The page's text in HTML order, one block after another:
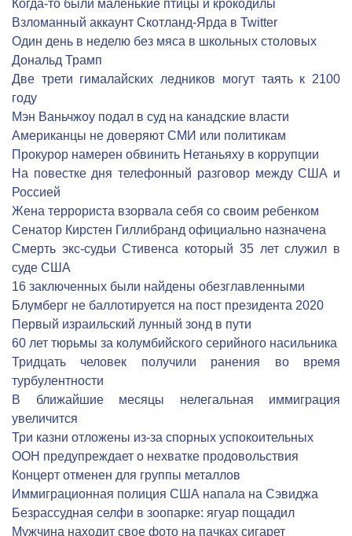
Когда-то были маленькие птицы и крокодилы
Взломанный аккаунт Скотланд-Ярда в Twitter
Один день в неделю без мяса в школьных столовых
Дональд Трамп
Две трети гималайских ледников могут таять к 2100
году
Мэн Ваньчжоу подал в суд на канадские власти
Американцы не доверяют СМИ или политикам
Прокурор намерен обвинить Нетаньяху в коррупции
На повестке дня телефонный разговор между США и
Россией
Жена террориста взорвала себя со своим ребенком
Сенатор Кирстен Гиллибранд официально назначена
Смерть экс-судьи Стивенса который 35 лет служил в
суде США
16 заключенных были найдены обезглавленными
Блумберг не баллотируется на пост президента 2020
Первый израильский лунный зонд в пути
60 лет тюрьмы за колумбийского серийного насильника
Тридцать человек получили ранения во время
турбулентности
В ближайшие месяцы нелегальная иммиграция
увеличится
Три казни отложены из-за спорных успокоительных
ООН предупреждает о нехватке продовольствия
Концерт отменен для группы металлов
Иммиграционная полиция США напала на Сэвиджа
Безрассудная селфи в зоопарке: ягуар пощадил
Мужчина находит свое фото на пачках сигарет